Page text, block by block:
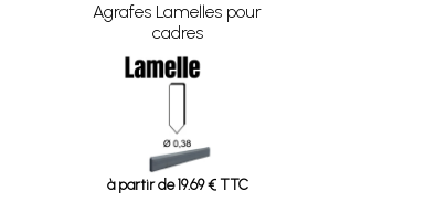
Agrafes Lamelles pour
cadres
à partir de 19.69 € TTC